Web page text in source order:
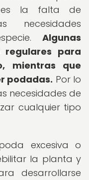
es la falta de
necesidades
Algunas
regulares para
mientras que
podadas. Por lo
necesidades de
cualquier tipo
excesiva o
la planta y
desarrollarse